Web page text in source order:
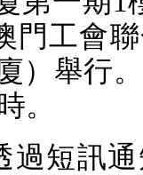
門工會
）舉行
。
過短訊